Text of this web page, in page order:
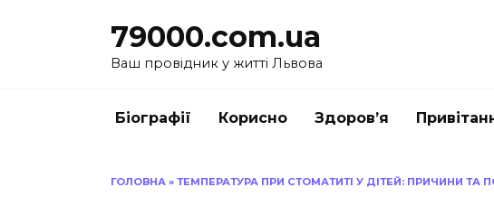
79000.com.ua
Ваш провідник у житті Львова
Біографії Корисно Здоров’я
ГОЛОВНА » ТЕМПЕРАТУРА ПРИ СТОМАТИТІ У ДІТЕЙ: ПРИЧИНИ ТА